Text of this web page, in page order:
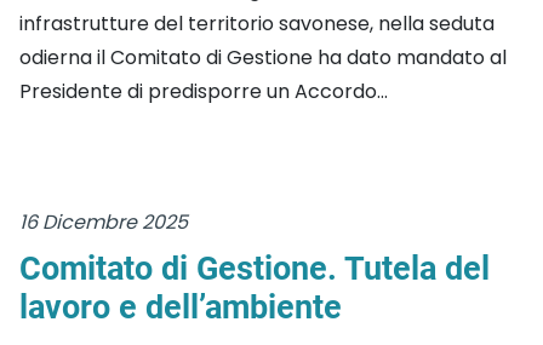
infrastrutture del territorio savonese, nella seduta
odierna il Comitato di Gestione ha dato mandato al
Presidente di predisporre un Accordo...
16 Dicembre 2025
Comitato di Gestione. Tutela del
lavoro e dell’ambiente